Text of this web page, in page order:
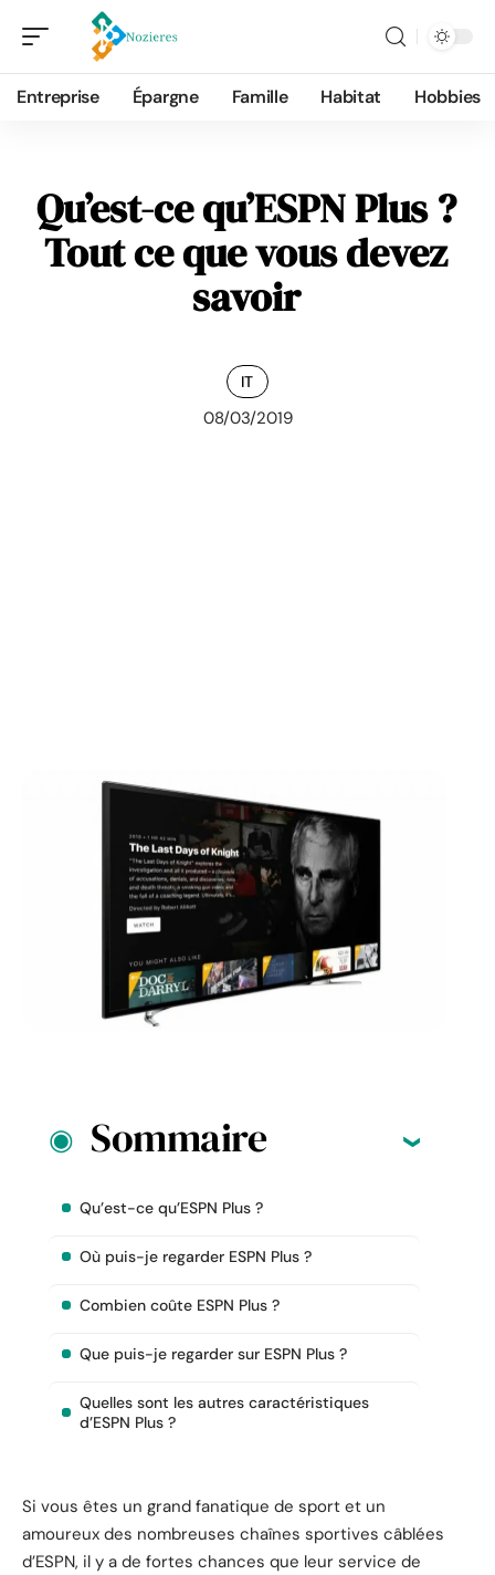
Entreprise Épargne Famille Habitat Hobbies
Qu’est-ce qu’ESPN Plus ?
Tout ce que vous devez
savoir
IT
08/03/2019
Sommaire
Qu’est-ce qu’ESPN Plus ?
Où puis-je regarder ESPN Plus ?
Combien coûte ESPN Plus ?
Que puis-je regarder sur ESPN Plus ?
Quelles sont les autres caractéristiques
d’ESPN Plus ?
Si vous êtes un grand fanatique de sport et un
amoureux des nombreuses chaînes sportives câblées
d’ESPN, il y a de fortes chances que leur service de